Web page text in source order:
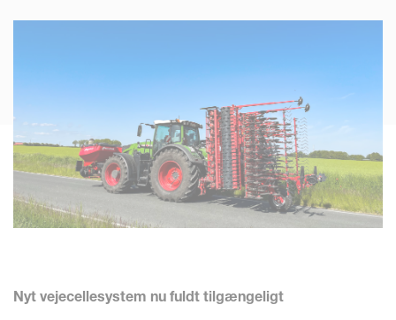
Nyt vejecellesystem nu fuldt tilgængeligt